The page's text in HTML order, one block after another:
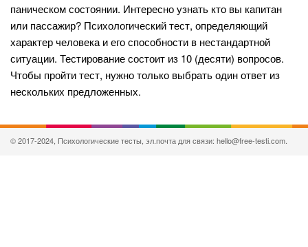
паническом состоянии. Интересно узнать кто вы капитан
или пассажир? Психологический тест, определяющий
характер человека и его способности в нестандартной
ситуации. Тестирование состоит из 10 (десяти) вопросов.
Чтобы пройти тест, нужно только выбрать один ответ из
нескольких предложенных.
© 2017-2024, Психологические тесты, эл.почта для связи: hello@free-testi.com.